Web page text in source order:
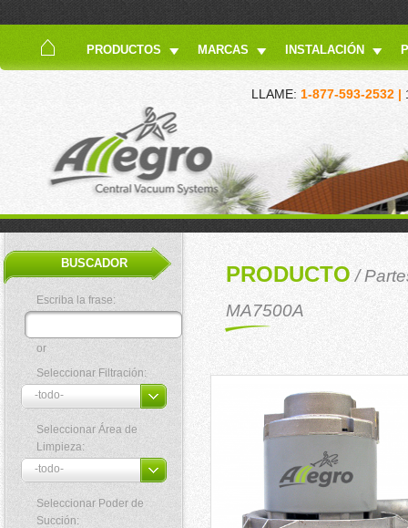
PRODUCTOS MARCAS INSTALACIÓN
LLAME: 1-877-593-2532 |
BUSCADOR
Escriba la frase:
or
Seleccionar Filtración:
Seleccionar Área de
Limpieza:
Seleccionar Poder de
Succión:
PRODUCTO/
MA7500A